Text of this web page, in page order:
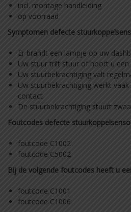
incl. montage handleiding
op voorraad
Symptomen defecte
Er brandt een lampje op uw
Uw stuur trilt stuur of hoort u
Uw stuurbekrachtiging valt
Uw stuurbekrachtiging werkt
contact
De stuurbekrachtiging stuurt
Foutcodes defecte
foutcode C1002
foutcode C5002
Bij de volgende foutcodes heeft u
foutcode C1001
foutcode C1006